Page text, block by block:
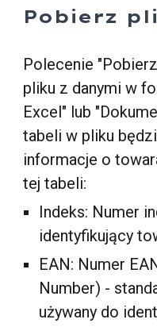
Pobierz
Polecenie
pliku z danymi w
Excel" lub
tabeli w pliku
informacje o
tej tabeli:
Indeks: Numer
identyfikujący
EAN: Numer
Number) -
używany do